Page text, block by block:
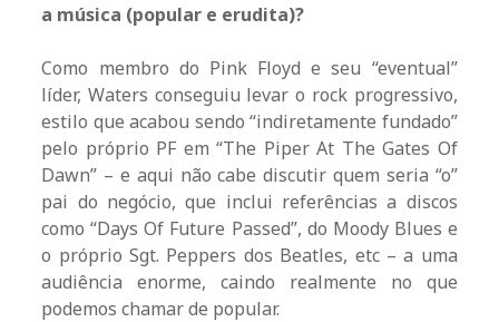
a música (popular e erudita)?
Como membro do Pink Floyd e seu “eventual”
líder, Waters conseguiu levar o rock progressivo,
estilo que acabou sendo “indiretamente fundado”
pelo próprio PF em “The Piper At The Gates Of
Dawn” – e aqui não cabe discutir quem seria “o”
pai do negócio, que inclui referências a discos
como “Days Of Future Passed”, do Moody Blues e
o próprio Sgt. Peppers dos Beatles, etc – a uma
audiência enorme, caindo realmente no que
podemos chamar de popular.